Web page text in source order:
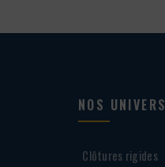
NOS UNIVERS
Clôtures rigides